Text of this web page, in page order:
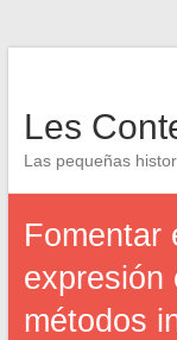
Les
Las pequeñas
Fomentar
expresión
métodos